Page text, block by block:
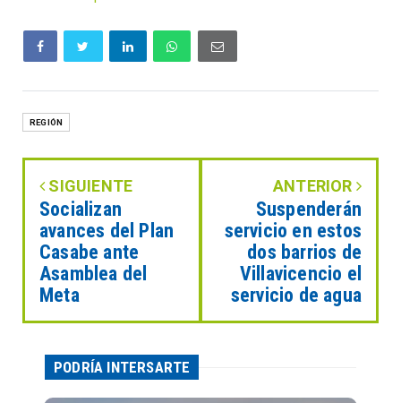
REGIÓN
SIGUIENTE
Socializan
avances del Plan
Casabe ante
Asamblea del
Meta
ANTERIOR
Suspenderán
servicio en estos
dos barrios de
Villavicencio el
servicio de agua
PODRÍA INTERSARTE